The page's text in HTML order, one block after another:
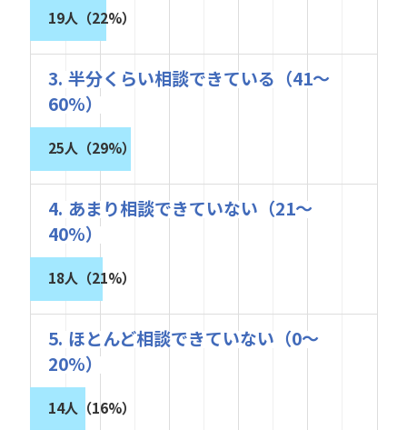
19人（22%）
3. 半分くらい相談できている（41～
60%）
25人（29%）
4. あまり相談できていない（21～
40%）
18人（21%）
5. ほとんど相談できていない（0～
20%）
14人（16%）